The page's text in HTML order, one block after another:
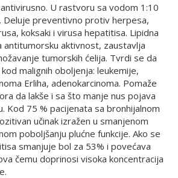
U rastvoru sa vodom 1:10
Deluje preventivno protiv herpesa,
koksaki i virusa hepatitisa. Lipidna
antitumorsku aktivnost, zaustavlja
tumorskih ćelija. Tvrdi se da
malignih oboljenja: leukemije,
Erliha, adenokarcinoma. Pomaže
da lakše i sa što manje nus pojava
Kod 75 % pacijenata sa bronhijalnom
učinak izražen u smanjenom
poboljšanju plućne funkcije. Ako se
smanjuje bol za 53% i povećava
čemu doprinosi visoka koncentracija